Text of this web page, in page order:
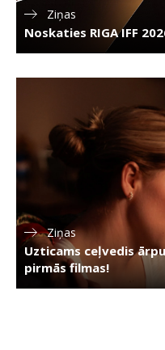
Ziņas
Noskaties RIGA IFF
Ziņas
Uzticams ceļvedis
pirmās filmas!